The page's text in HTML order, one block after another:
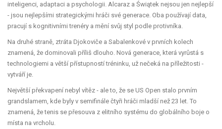
inteligenci, adaptaci a psychologii. Alcaraz a Świątek nejsou jen nejlepší
- jsou nejlepšími strategickými hráči své generace. Oba používají data,
pracují s kognitivními trenéry a mění svůj styl podle protivníka.
Na druhé straně, ztráta Djokoviče a Sabalenkové v prvních kolech
znamená, že dominovali příliš dlouho. Nová generace, která vyrůstá s
technologiemi a větší přístupností tréninku, už nečeká na příležitosti -
vytváří je.
Největší překvapení nebyl vítěz - ale to, že se US Open stalo prvním
grandslamem, kde byly v semifinále čtyři hráči mladší než 23 let. To
znamená, že tenis se přesouva z elitního systému do globálního boje o
místa na vrcholu.